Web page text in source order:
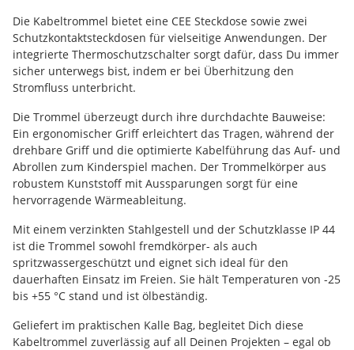
Die Kabeltrommel bietet eine CEE Steckdose sowie zwei
Schutzkontaktsteckdosen für vielseitige Anwendungen. Der
integrierte Thermoschutzschalter sorgt dafür, dass Du immer
sicher unterwegs bist, indem er bei Überhitzung den
Stromfluss unterbricht.
Die Trommel überzeugt durch ihre durchdachte Bauweise:
Ein ergonomischer Griff erleichtert das Tragen, während der
drehbare Griff und die optimierte Kabelführung das Auf- und
Abrollen zum Kinderspiel machen. Der Trommelkörper aus
robustem Kunststoff mit Aussparungen sorgt für eine
hervorragende Wärmeableitung.
Mit einem verzinkten Stahlgestell und der Schutzklasse IP 44
ist die Trommel sowohl fremdkörper- als auch
spritzwassergeschützt und eignet sich ideal für den
dauerhaften Einsatz im Freien. Sie hält Temperaturen von -25
bis +55 °C stand und ist ölbeständig.
Geliefert im praktischen Kalle Bag, begleitet Dich diese
Kabeltrommel zuverlässig auf all Deinen Projekten – egal ob